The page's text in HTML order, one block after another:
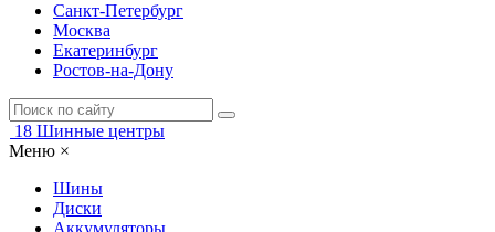
Санкт-Петербург
Москва
Екатеринбург
Ростов-на-Дону
18 Шинные центры
Меню ×
Шины
Диски
Аккумуляторы